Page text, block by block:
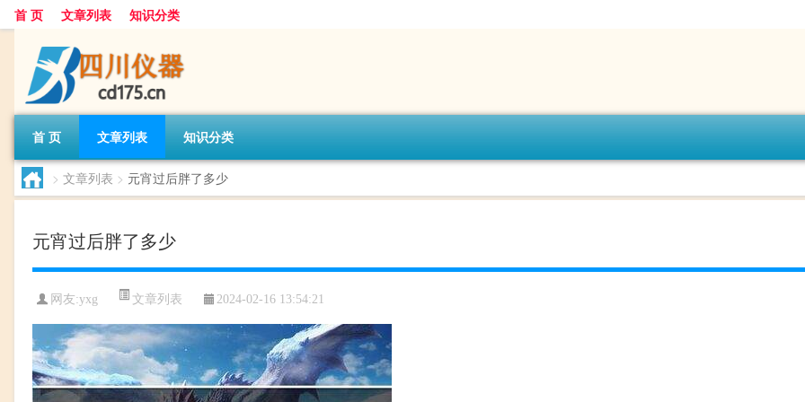
首 页 文章列表 知识分类
首 页 文章列表 知识分类
> 文章列表 > 元宵过后胖了多少
元宵过后胖了多少
网友:yxg 文章列表 2024-02-16 13:54:21